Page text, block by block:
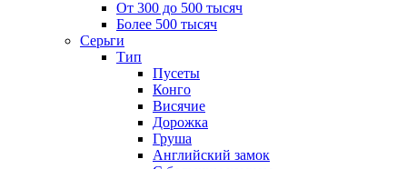
От 300 до 500 тысяч
Более 500 тысяч
Серьги
Тип
Пусеты
Конго
Висячие
Дорожка
Груша
Английский замок